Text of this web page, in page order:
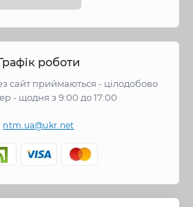
роботи
сайт приймаються - цілодобово
- щодня з 9:00 до 17:00
ntm.ua@ukr.net